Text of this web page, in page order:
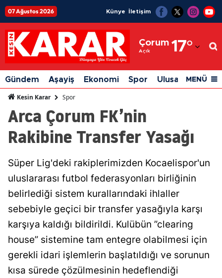
07 Ağustos 2026 Künye İletişim
Çorum
Açık 17°
Adıyaman
Afyonkarahisar
Ağrı
Ankara
Aydın
Balıkesir
Bingöl
Bitlis
Gündem Aşayiş Ekonomi Spor Ulusal Siyaset
MENÜ
Kesin Karar Spor
Arca Çorum FK’nin
Rakibine Transfer Yasağı
Süper Lig'deki rakiplerimizden Kocaelispor'un
uluslararası futbol federasyonları birliğinin
belirlediği sistem kurallarındaki ihlaller
sebebiyle geçici bir transfer yasağıyla karşı
karşıya kaldığı bildirildi. Kulübün ”clearing
house” sistemine tam entegre olabilmesi için
gerekli idari işlemlerin başlatıldığı ve sorunun
kısa sürede çözülmesinin hedeflendiği